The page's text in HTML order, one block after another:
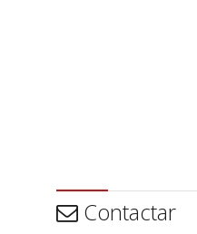
Contactar